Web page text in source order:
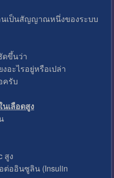
นเป็นสัญญาณหนึ่งของระบบ
ขึ้นว่า
อะไรอยู่หรือเปล่า
ครับ
นเลือดสูง
สูง
ออินซูลิน (Insulin